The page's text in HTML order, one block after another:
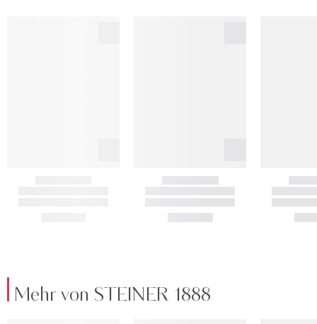
Mehr von STEINER 1888